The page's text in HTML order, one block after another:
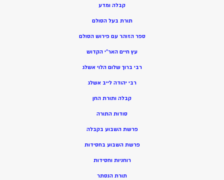
קבלה ומדע
תורת בעל הסולם
ספר הזוהר עם פירוש הסולם
עץ חיים האר”י הקדוש
רבי ברוך שלום הלוי אשלג
רבי יהודה לייב אשלג
קבלה ותורת החן
סודות התורה
פרשת השבוע בקבלה
פרשת השבוע בחסידות
רוחניות וחסידות
תורת הנסתר